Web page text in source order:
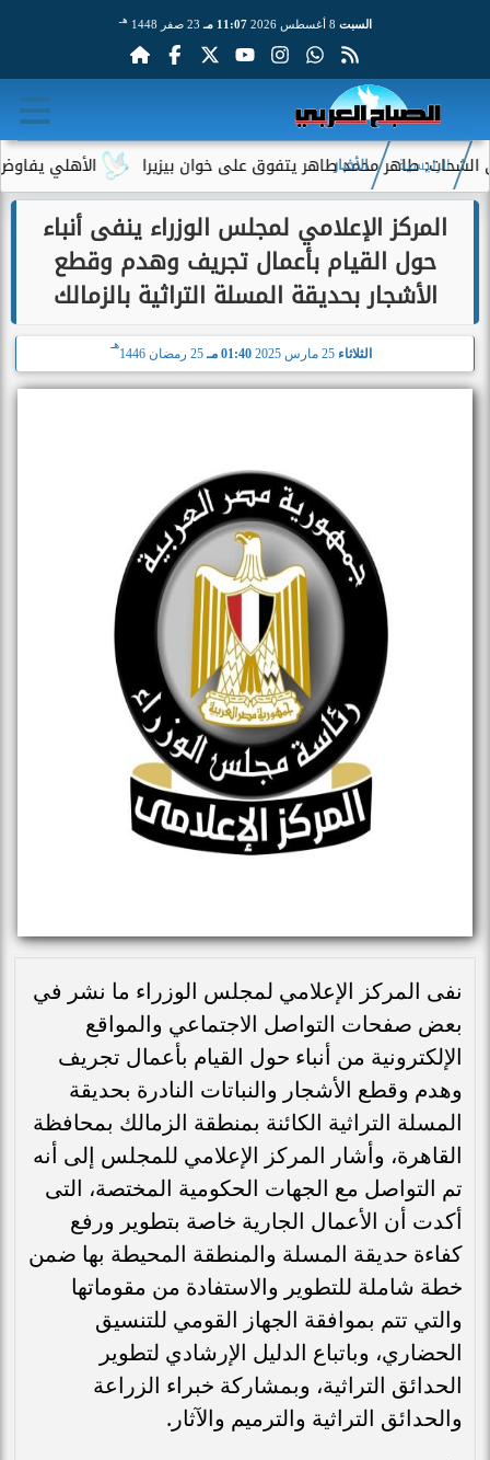
السبت 11:07 مـ 23 صفر 1448 هـ
الأهلي يفاوض أحمد طاهر محمد طاهر يتفوق على خوان بيزيرا
الرئيسية الأخبار
المركز الإعلامي لمجلس الوزراء ينفى أنباء
حول القيام بأعمال تجريف وهدم وقطع
الأشجار بحديقة المسلة التراثية بالزمالك
الثلاثاء 25 مارس 2025 01:40 مـ 25 رمضان 1446
هـ
نفى المركز الإعلامي لمجلس الوزراء ما نشر في
بعض صفحات التواصل الاجتماعي والمواقع
الإلكترونية من أنباء حول القيام بأعمال تجريف
وهدم وقطع الأشجار والنباتات النادرة بحديقة
المسلة التراثية الكائنة بمنطقة الزمالك بمحافظة
القاهرة، وأشار المركز الإعلامي للمجلس إلى أنه
تم التواصل مع الجهات الحكومية المختصة، التى
أكدت أن الأعمال الجارية خاصة بتطوير ورفع
كفاءة حديقة المسلة والمنطقة المحيطة بها ضمن
خطة شاملة للتطوير والاستفادة من مقوماتها
والتي تتم بموافقة الجهاز القومي للتنسيق
الحضاري، وباتباع الدليل الإرشادي لتطوير
الحدائق التراثية، وبمشاركة خبراء الزراعة
والحدائق التراثية والترميم والآثار.